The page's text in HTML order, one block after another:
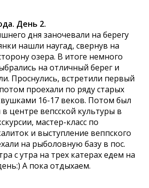
День 2.
дня заночевали на берегу
нашли наугад, свернув на
озера. В итоге немного
на отличный берег и
Проснулись, встретили первый
проехали по ряду старых
16-17 веков. Потом был
центре вепсской культуры в
мастер-класс по
и выступление веппского
на рыболовную базу в пос.
с утра на трех катерах едем на
А пока отдыхаем.